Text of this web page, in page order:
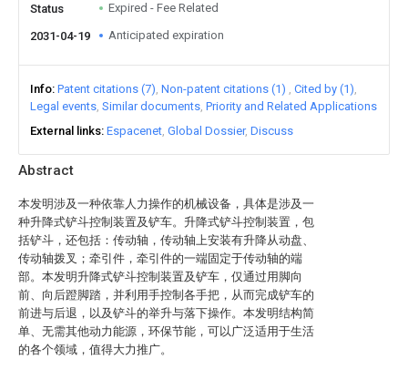
Abstract
本发明涉及一种依靠人力操作的机械设备，具体是涉及一
种升降式铲斗控制装置及铲车。升降式铲斗控制装置，包
括铲斗，还包括：传动轴，传动轴上安装有升降从动盘、
传动轴拨叉；牵引件，牵引件的一端固定于传动轴的端
部。本发明升降式铲斗控制装置及铲车，仅通过用脚向
前、向后蹬脚踏，并利用手控制各手把，从而完成铲车的
前进与后退，以及铲斗的举升与落下操作。本发明结构简
单、无需其他动力能源，环保节能，可以广泛适用于生活
的各个领域，值得大力推广。
Status Expired - Fee Related
2031-04-19 Anticipated expiration
Info Patent citations (7) Non-patent citations (1)
Cited by (1)
Legal events Similar documents Priority and Related Applications
External links Espacenet Global Dossier Discuss